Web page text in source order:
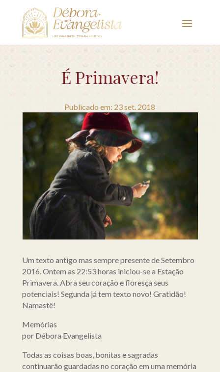
É Primavera!
Publicado em: 23 set. 2018
Um texto antigo mas sempre presente de Setembro
2016. Ontem as 22:53 horas iniciou-se a Estação
Primavera. Abra seu coração e floresça seus
potenciais! Segunda já tem texto novo! Gratidão!
Namastê!
Memórias
por Débora Evangelista
Todas as coisas boas, bonitas e sagradas
continuarão guardadas no coração em uma memória